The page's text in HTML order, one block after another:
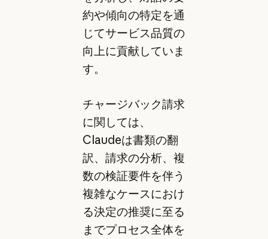
約や傾向の特定を通
じてサービス品質の
向上に貢献していま
す。
チャージバック請求
に関しては、
Claudeは書類の翻
訳、請求の分析、複
数の検証要件を伴う
複雑なケースにおけ
る決定の推奨に至る
までプロセス全体を